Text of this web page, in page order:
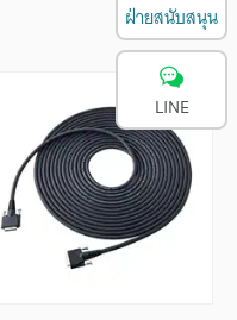
ฝ่ายสนับสนุน
LINE